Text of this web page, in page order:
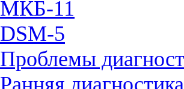
МКБ-11
DSM-5
Проблемы
Ранняя